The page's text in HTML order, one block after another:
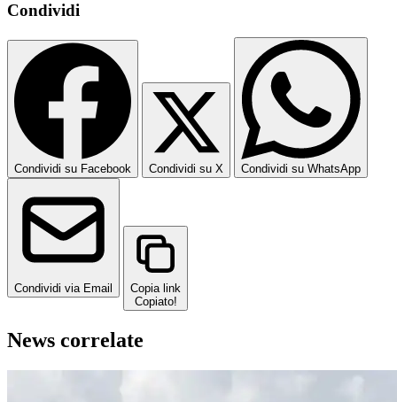
Condividi
Condividi su Facebook Condividi su X Condividi su WhatsApp
Condividi via Email
Copia link
Copiato!
News correlate